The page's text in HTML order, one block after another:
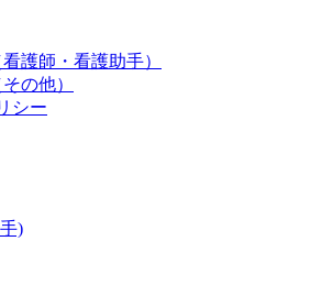
護師・看護助手）
の他）
シー
)